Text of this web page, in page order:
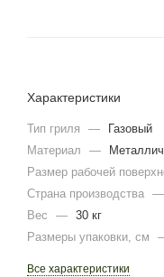
Характеристики
Тип гриля —
Газовый
Материал
—
Размер рабочей
Страна производства —
Вес
— 30 кг
Размеры упаковки, cм
Все характеристики